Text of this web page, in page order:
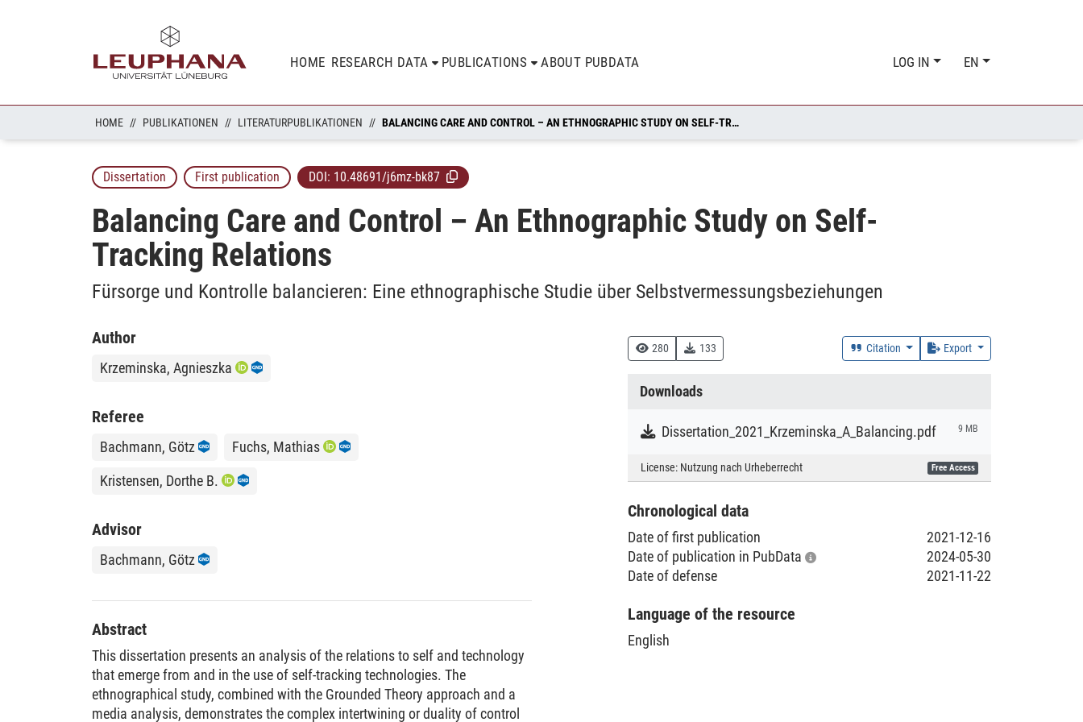
HOME RESEARCH DATA PUBLICATIONS ABOUT PUBDATA LOG IN EN
HOME PUBLIKATIONEN LITERATURPUBLIKATIONEN BALANCING CARE AND CONTROL – AN ETHNOGRAPHIC STUDY ON SELF-TRACKING RELATIONS
Dissertation First publication DOI: 10.48691/j6mz-bk87
Balancing Care and Control – An Ethnographic Study on Self-
Tracking Relations
Fürsorge und Kontrolle balancieren: Eine ethnographische Studie über Selbstvermessungsbeziehungen
280 133 Citation Export
Downloads
Dissertation_2021_Krzeminska_A_Balancing.pdf 9 MB
License: Nutzung nach Urheberrecht Free Access
Chronological data
Date of first publication
2021-12-16
Date of publication in PubData
2024-05-30
Date of defense
2021-11-22
Language of the resource
English
Author
Krzeminska, Agnieszka
Referee
Bachmann, Götz
Fuchs, Mathias
Kristensen, Dorthe B.
Advisor
Bachmann, Götz
Abstract
This dissertation presents an analysis of the relations to self and technology
that emerge from and in the use of self-tracking technologies. The
ethnographical study, combined with the Grounded Theory approach and a
media analysis, demonstrates the complex intertwining or duality of control